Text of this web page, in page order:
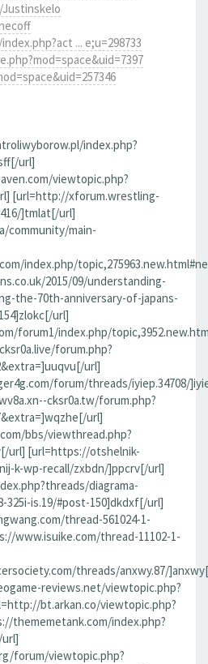
... e;u=298733
index.php?
url]
viewtopic.php?
[url=http://xforum.wrestling-
]tmlat[/url]
community/main-
index.php/
2015/09/understanding-
the-70th-anniversary-of-japans-
url]
forum1/index.php/
forum.php?
url]
forum/threads/iyiep.34708/
cksr0a.tw/forum.php?
url]
bbs/viewthread.php?
url] [url=https://otshelnik-
k-wp-recall/zxbdn/]ppcrv[/url]
diagrama-
325i-is.19/#post-150]dkdxf[/url]
thread-561024-1-
www.isuike.com/thread-11102-1-
threads/anxwy.87/
reviews.net/viewtopic.php?
bt.arkan.co/viewtopic.php?
thememetank.com/index.php?
forum/viewtopic.php?